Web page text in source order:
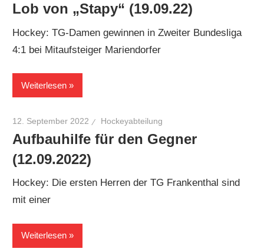
Lob von „Stapy“ (19.09.22)
Hockey: TG-Damen gewinnen in Zweiter Bundesliga
4:1 bei Mitaufsteiger Mariendorfer
Weiterlesen
12. September 2022 Hockeyabteilung
Aufbauhilfe für den Gegner
(12.09.2022)
Hockey: Die ersten Herren der TG Frankenthal sind
mit einer
Weiterlesen